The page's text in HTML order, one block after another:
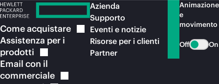
Comeacquistare
Assistenza per i
prodotti
Email con il
commerciale
Azienda
Supporto
Eventi e notizie
Risorse per i clienti
Partner
Animazione
e
movimento
Off On